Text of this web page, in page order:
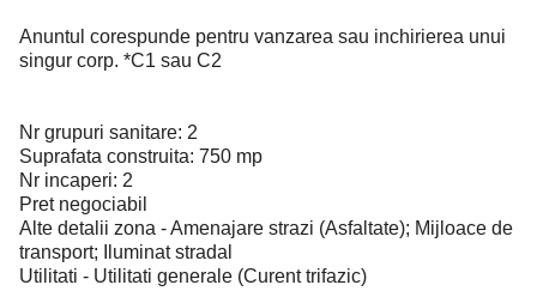
Anuntul corespunde pentru vanzarea sau inchirierea unui
singur corp. *C1 sau C2
Nr grupuri sanitare: 2
Suprafata construita: 750 mp
Nr incaperi: 2
Pret negociabil
Alte detalii zona - Amenajare strazi (Asfaltate); Mijloace de
transport; Iluminat stradal
Utilitati - Utilitati generale (Curent trifazic)